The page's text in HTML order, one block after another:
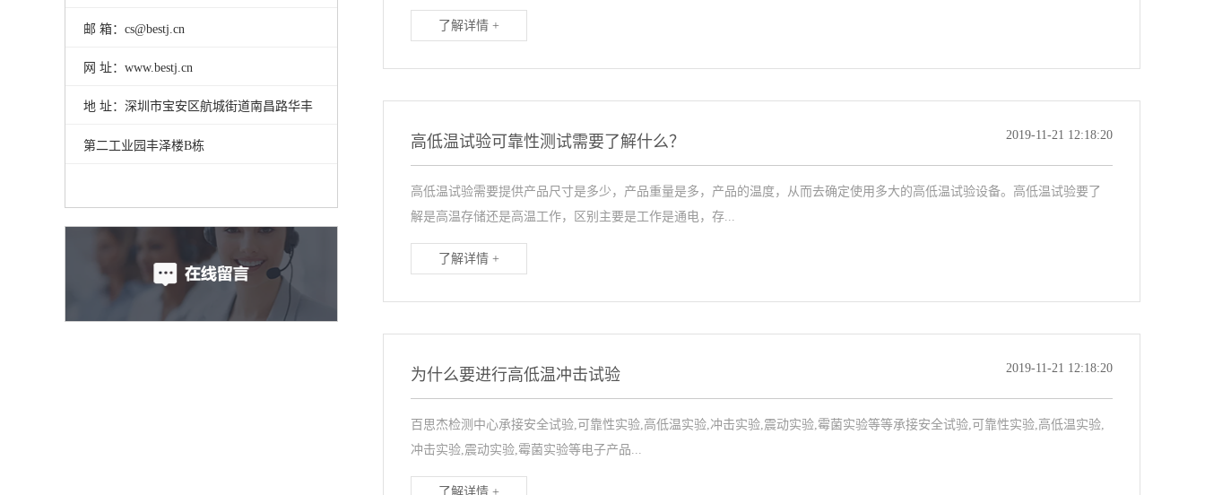
邮 箱：cs@bestj.cn
网 址：www.bestj.cn
地 址：深圳市宝安区航城街道南昌路华丰
第二工业园丰泽楼B栋
了解详情 +
高低温试验可靠性测试需要了解什么？ 2019-11-21 12:18:20
高低温试验需要提供产品尺寸是多少，产品重量是多，产品的温度，从而去确定使用多大的高低温试验设备。高低温试验要了
解是高温存储还是高温工作，区别主要是工作是通电，存...
了解详情 +
为什么要进行高低温冲击试验 2019-11-21 12:18:20
百思杰检测中心承接安全试验,可靠性实验,高低温实验,冲击实验,震动实验,霉菌实验等等承接安全试验,可靠性实验,高低温实验,
冲击实验,震动实验,霉菌实验等电子产品...
了解详情 +